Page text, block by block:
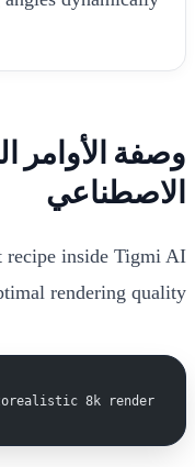
وصفة الأوامر
الاصطناعي
recipe inside Tigmi AI
rendering quality:
8k render.